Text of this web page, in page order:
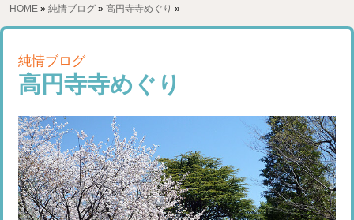
HOME »純情ブログ» 高円寺寺めぐり »
純情ブログ
高円寺寺めぐり